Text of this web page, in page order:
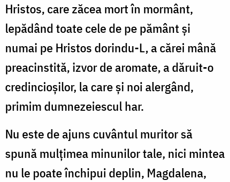
Hristos, care zăcea mort în mormânt,
lepădând toate cele de pe pământ și
numai pe Hristos dorindu-L, a cărei mână
preacinstită, izvor de aromate, a dăruit-o
credincioșilor, la care și noi alergând,
primim dumnezeiescul har.
Nu este de ajuns cuvântul muritor să
spună mulțimea minunilor tale, nici mintea
nu le poate închipui deplin, Magdalena,